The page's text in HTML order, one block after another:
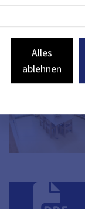
Alles
ablehnen